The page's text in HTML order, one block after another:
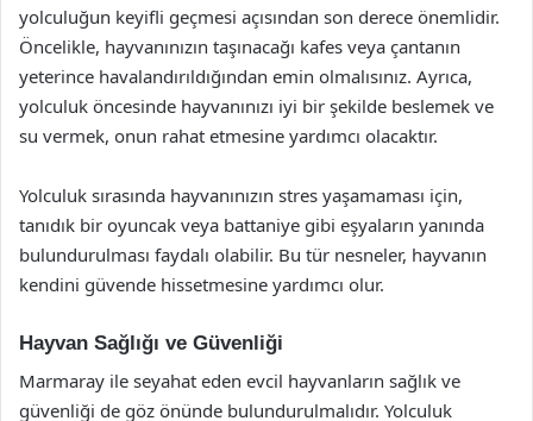
yolculuğun keyifli geçmesi açısından son derece önemlidir.
Öncelikle, hayvanınızın taşınacağı kafes veya çantanın
yeterince havalandırıldığından emin olmalısınız. Ayrıca,
yolculuk öncesinde hayvanınızı iyi bir şekilde beslemek ve
su vermek, onun rahat etmesine yardımcı olacaktır.
Yolculuk sırasında hayvanınızın stres yaşamaması için,
tanıdık bir oyuncak veya battaniye gibi eşyaların yanında
bulundurulması faydalı olabilir. Bu tür nesneler, hayvanın
kendini güvende hissetmesine yardımcı olur.
Hayvan Sağlığı ve Güvenliği
Marmaray ile seyahat eden evcil hayvanların sağlık ve
güvenliği de göz önünde bulundurulmalıdır. Yolculuk